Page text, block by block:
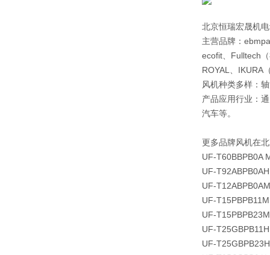
北京恒瑞宏晟机
主营品牌：
ecofit、Fulltech
ROYAL、IKURA
风机种类多样：
产品应用行业：
汽车等。
更多品牌风机在
UF-T60BBPB0A
UF-
UF-
UF-
UF-
UF-
UF-